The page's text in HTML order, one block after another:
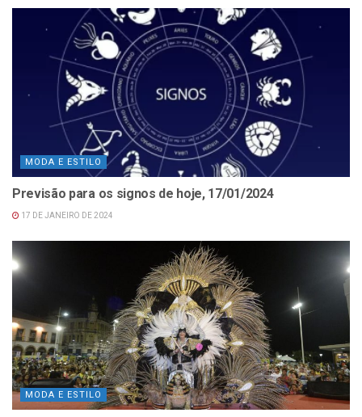
MODA E ESTILO
Previsão para os signos de hoje, 17/01/2024
17 DE JANEIRO DE 2024
MODA E ESTILO